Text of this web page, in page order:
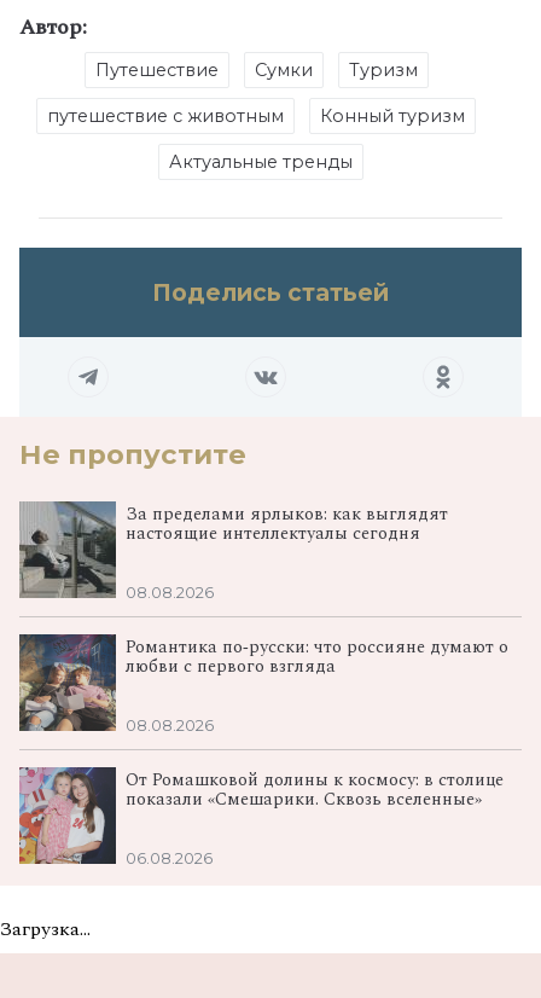
Автор:
Путешествие Сумки Туризм
путешествие с животным Конный туризм
Актуальные тренды
Поделись статьей
Не пропустите
За пределами ярлыков: как выглядят
настоящие интеллектуалы сегодня
08.08.2026
Романтика по‑русски: что россияне думают о
любви с первого взгляда
08.08.2026
От Ромашковой долины к космосу: в столице
показали «Смешарики. Сквозь вселенные»
06.08.2026
Загрузка...